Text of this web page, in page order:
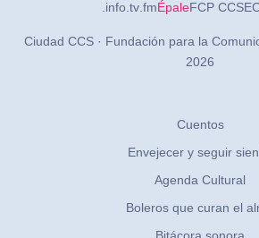
.info .tv .fmÉpaleFCP CCS
Ciudad CCS · Fundación para la
2026
Cuentos
Envejecer y seguir
Agenda Cultural
Boleros que curan el